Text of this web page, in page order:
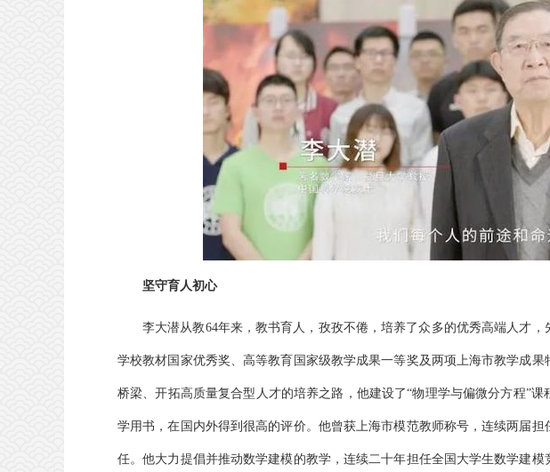
坚守育人初心
李大潜从教64年来，教书育人，孜孜不倦，培养了众多的优秀高端人才
学校教材国家优秀奖、高等教育国家级教学成果一等奖及两项上海市教学成
桥梁、开拓高质量复合型人才的培养之路，他建设了“物理学与偏微分方程”
学用书，在国内外得到很高的评价。他曾获上海市模范教师称号，连续两届
任。他大力提倡并推动数学建模的教学，连续二十年担任全国大学生数学建